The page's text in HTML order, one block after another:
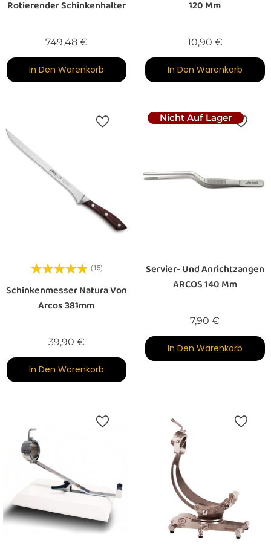
Rotierender Schinkenhalter
749,48 €Preis
In Den Warenkorb
120 Mm
10,90 €Preis
In Den Warenkorb
(15)
Schinkenmesser Natura Von
Arcos 381mm
39,90 €Preis
In Den Warenkorb
Nicht Auf Lager
Servier- Und Anrichtzangen
ARCOS 140 Mm
7,90 €
In Den Warenkorb